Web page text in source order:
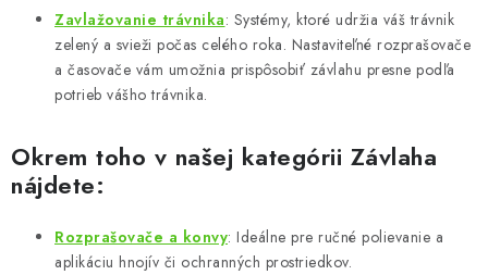
Zavlažovanie trávnika: Systémy, ktoré udržia váš trávnik
zelený a svieži počas celého roka. Nastaviteľné rozprašovače
a časovače vám umožnia prispôsobiť závlahu presne podľa
potrieb vášho trávnika.
Okrem toho v našej kategórii Závlaha
nájdete:
Rozprašovače a konvy: Ideálne pre ručné polievanie a
aplikáciu hnojív či ochranných prostriedkov.